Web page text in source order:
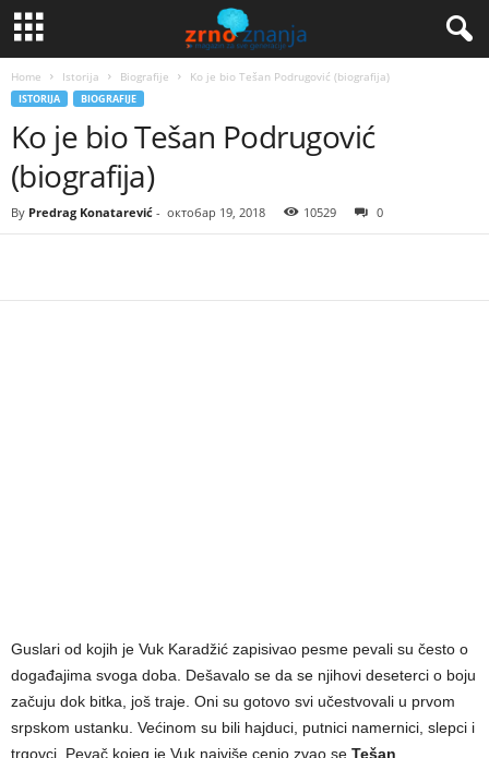
Home Istorija Biografije Ko je bio Tešan Podrugović (biografija)
ISTORIJA BIOGRAFIJE
Ko je bio Tešan Podrugović
(biografija)
By Predrag Konatarević - октобар 19, 2018 10529 0
Guslari od kojih je Vuk Karadžić zapisivao pesme pevali su često o
događajima svoga doba. Dešavalo se da se njihovi deseterci o boju
začuju dok bitka, još traje. Oni su gotovo svi učestvovali u prvom
srpskom ustanku. Većinom su bili hajduci, putnici namernici, slepci i
trgovci. Pevač kojeg je Vuk najviše cenio zvao se Tešan